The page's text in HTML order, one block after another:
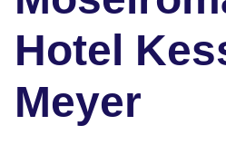
Hotel
Meyer